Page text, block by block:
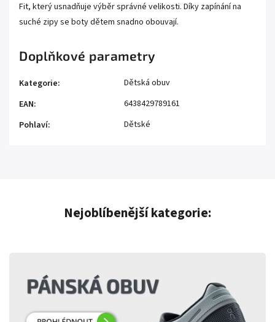
Fit, který usnadňuje výběr správné velikosti. Díky zapínání na
suché zipy se boty dětem snadno obouvají.
Doplňkové parametry
Kategorie:
Dětská obuv
EAN:
6438429789161
Pohlaví: Dětské
Nejoblíbenější kategorie: